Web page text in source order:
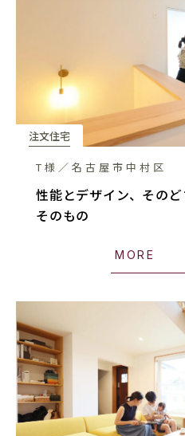
注文住宅
T様／名古屋市中村区
性能とデザイン、その
そのもの
MORE